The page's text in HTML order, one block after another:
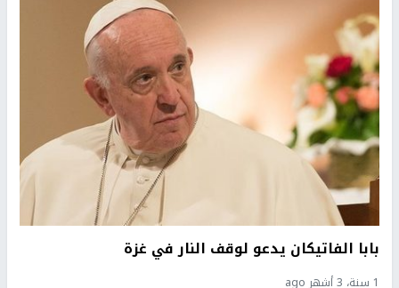
بابا الفاتيكان يدعو لوقف النار في غزة
1 سنة، 3 أشهر ago